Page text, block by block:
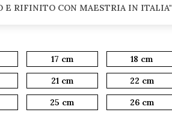
E RIFINITO CON MAESTRIA IN ITALIA"
17 cm
18 cm
21 cm
22 cm
25 cm 26 cm